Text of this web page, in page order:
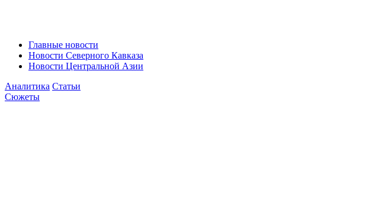
Главные новости
Новости Северного Кавказа
Новости Центральной Азии
Аналитика Статьи
Сюжеты